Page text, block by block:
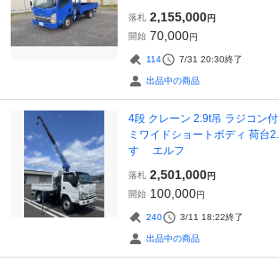
落札 2,155,000円
開始 70,000円
114 7/31 20:30終了
出品中の商品
4段 クレーン 2.9t吊 ラジコン
ミワイドショートボディ 荷台
すゞ エルフ
落札 2,501,000円
開始 100,000円
240 3/11 18:22終了
出品中の商品